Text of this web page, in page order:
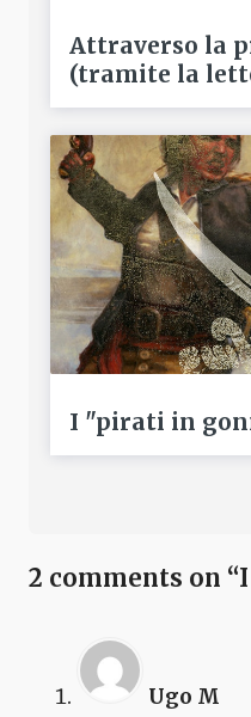
Attraverso la
(tramite la
I "pirati in
2 comments on
Ugo M